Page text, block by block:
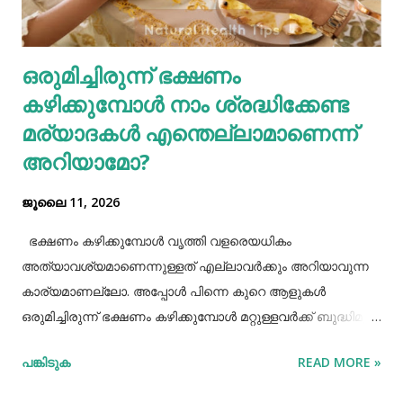
ഫുഡ് ഭക്ഷണങ്ങൾ, സ്നാക്സുകൾ തുടങ്ങിയവയെല്ലാം
ശരീരത്തിന് വലിയ ബുദ്ധിമുട്ടുകളാണ് ഉണ്ടാക്കുക.
പുകവലിയും മദ്യപാനവും ശരീരത്തിന് മാരകരോഗങ്ങൾ മാ...
ഒരുമിച്ചിരുന്ന് ഭക്ഷണം
കഴിക്കുമ്പോൾ നാം ശ്രദ്ധിക്കേണ്ട
മര്യാദകൾ എന്തെല്ലാമാണെന്ന്
അറിയാമോ?
ജൂലൈ 11, 2026
ഭക്ഷണം കഴിക്കുമ്പോൾ വൃത്തി വളരെയധികം
അത്യാവശ്യമാണെന്നുള്ളത് എല്ലാവർക്കും അറിയാവുന്ന
കാര്യമാണല്ലോ. അപ്പോൾ പിന്നെ കുറെ ആളുകൾ
ഒരുമിച്ചിരുന്ന് ഭക്ഷണം കഴിക്കുമ്പോൾ മറ്റുള്ളവർക്ക് ബുദ്ധിമുട്ട്
ശ്രദ്ധിക്കേണ്ട ചില കാര്യങ്ങളുണ്ട്. ആദ്യമായി നമ്മൾ
പങ്കിടുക READ MORE »